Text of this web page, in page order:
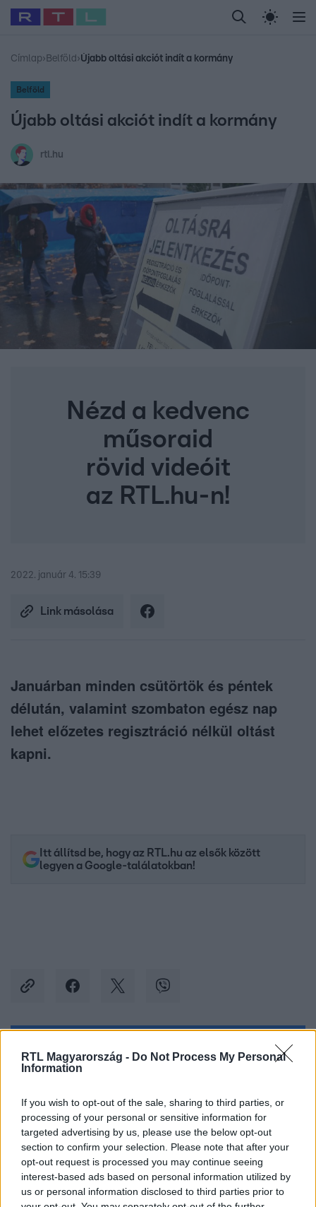
RTL Magyarország - Do Not Process My Personal
Information
If you wish to opt-out of the sale, sharing to third parties, or
processing of your personal or sensitive information for
targeted advertising by us, please use the below opt-out
section to confirm your selection. Please note that after your
opt-out request is processed you may continue seeing
interest-based ads based on personal information utilized by
us or personal information disclosed to third parties prior to
Legfrissebb RTL Híradó Randi Celeb vagyok,
Babits Marcella Most Wanted Gallusz
Címlap› Belföld ›Újabb oltási akciót indít a kormány
Belföld
Újabb oltási akciót indít a kormány
rtl.hu
Nézd a kedvenc
műsoraid
rövid videóit
az RTL.hu-n!
2022. január 4. 15:39
Link másolása
Januárban minden csütörtök és péntek
délután, valamint szombaton egész nap
lehet előzetes regisztráció nélkül oltást
kapni.
Itt állítsd be, hogy az RTL.hu az elsők között
legyen a Google-találatokban!
Kövess minket, és értesülj a friss hírekről a
Facebookon is!
Követem
# VAKCINA